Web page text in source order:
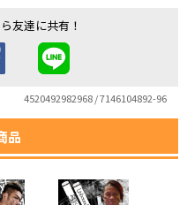
友達に共有！
4520492982968 / 7146104892-96
品